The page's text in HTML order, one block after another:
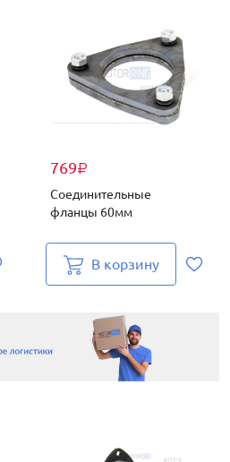
769₽
Соединительные
фланцы 60мм
В корзину